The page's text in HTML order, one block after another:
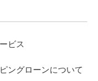
ビス
ングローンについて